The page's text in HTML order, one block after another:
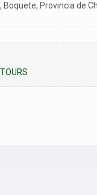
Boquete, Provincia de